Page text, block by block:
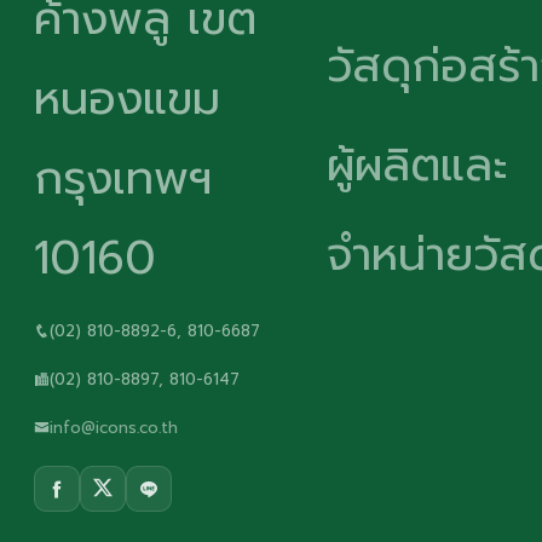
ค้างพลู เขต
หนองแขม
กรุงเทพฯ
10160
(02) 810-8892-6, 810-6687
(02) 810-8897, 810-6147
info@icons.co.th
วัสดุก่อสร้
ผู้ผลิตและ
จำหน่ายวั